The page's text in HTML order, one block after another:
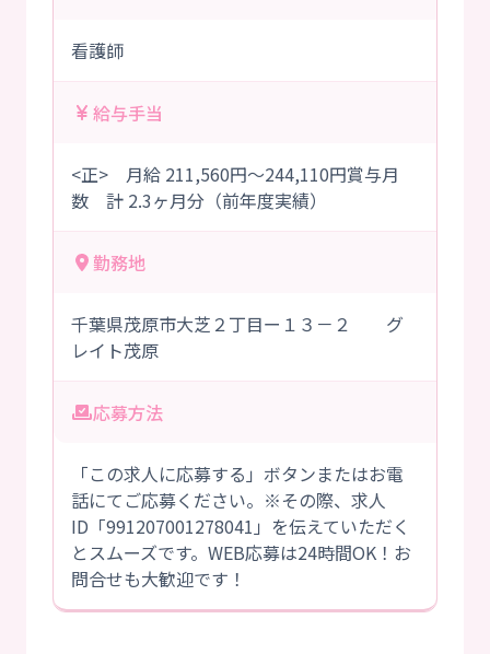
看護師
給与手当
<正> 月給 211,560円～244,110円賞与月
数 計 2.3ヶ月分（前年度実績）
勤務地
千葉県茂原市大芝２丁目ー１３－２ グ
レイト茂原
応募方法
「この求人に応募する」ボタンまたはお電
話にてご応募ください。※その際、求人
ID「991207001278041」を伝えていただく
とスムーズです。WEB応募は24時間OK！お
問合せも大歓迎です！